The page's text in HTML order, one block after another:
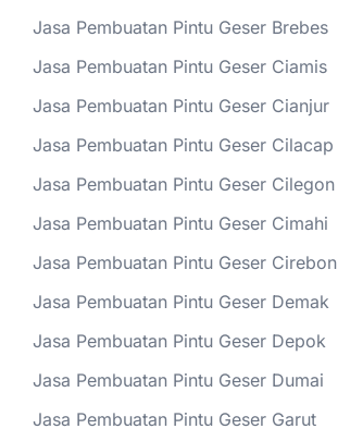
Jasa Pembuatan Pintu Geser Brebes
Jasa Pembuatan Pintu Geser Ciamis
Jasa Pembuatan Pintu Geser Cianjur
Jasa Pembuatan Pintu Geser Cilacap
Jasa Pembuatan Pintu Geser Cilegon
Jasa Pembuatan Pintu Geser Cimahi
Jasa Pembuatan Pintu Geser Cirebon
Jasa Pembuatan Pintu Geser Demak
Jasa Pembuatan Pintu Geser Depok
Jasa Pembuatan Pintu Geser Dumai
Jasa Pembuatan Pintu Geser Garut